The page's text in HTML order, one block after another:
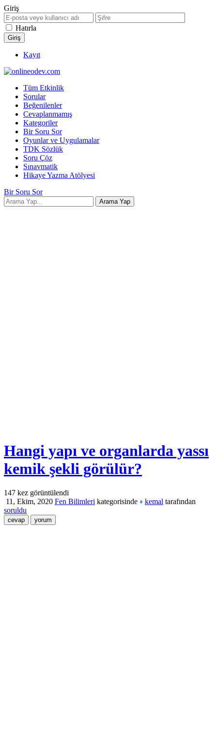
Giriş
Hatırla
Kayıt
Tüm Etkinlik
Sorular
Beğenilenler
Cevaplanmamış
Kategoriler
Bir Soru Sor
Oyunlar ve Uygulamalar
TDK Sözlük
Soru Çöz
Sınavmatik
Hikaye Yazma Atölyesi
Bir Soru Sor
Hangi yapı ve organlarda yassı
kemik şekli görülür?
147 kez görüntülendi
11, Ekim, 2020 Fen Bilimleri kategorisinde ♦ kemal tarafından
soruldu